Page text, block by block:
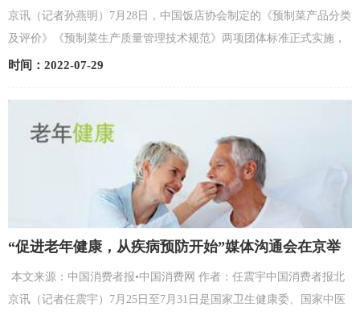
京讯（记者孙燕明）7月28日，中国饭店协会制定的《预制菜产品分类
及评价》《预制菜生产质量管理技术规范》两项团体标准正式实施，
为预制菜的品质分级及生产质量管理提供了标准指引，...
时间：2022-07-29
“促进老年健康，从疾病预防开始”媒体沟通会在京举
本文来源：中国消费者报•中国消费网 作者：任震宇中国消费者报北
京讯（记者任震宇）7月25日至7月31日是国家卫生健康委、国家中医